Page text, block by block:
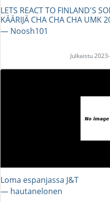
LETS REACT TO FINLAND'S
KÄÄRIJÄ CHA CHA CHA UMK
― Noosh101
Julkaistu
Loma espanjassa J&T
― hautanelonen